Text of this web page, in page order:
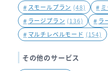
# スモールプラン (48) #
# ラージプラン (136) # ラ
# マルチレベルモード (154)
その他のサービス